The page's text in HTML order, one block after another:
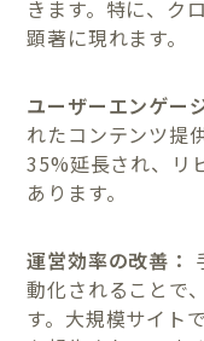
きます。特に、ク
顕著に現れます。
ユーザーエンゲー
れたコンテンツ提
35%延長され、リ
あります。
運営効率の改善：
動化されることで
す。大規模サイト